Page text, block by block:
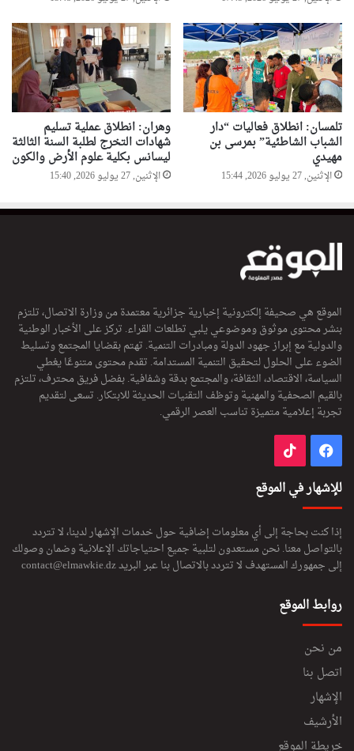
تلمسان: انطلاق فعاليات “دار
الشباب الشاطئية” بمرسى بن
مهيدي
الإثنين, 27 يوليو 2026, 15:44
وهران: انطلاق عملية تسليم
شهادات التخرج لطلبة السنة الثالثة
ليسانس بكلية علوم الأرض والكون
الإثنين, 27 يوليو 2026, 15:40
الموقع هي صحيفة إلكترونية إخبارية جزائرية معتمدة من وزارة الاتصال، تلتزم
بنشر محتوى موثوق وموضوعي يلبي تطلعات القراء. تركز على الأخبار الوطنية
والدولية مع إبراز جهود الدولة ومبادرات التنمية. تهتم بقضايا المجتمع وتسليط
الضوء على الحلول لتحقيق التنمية المستدامة. تقدم محتوى متنوعًا يغطي
السياسة، الاقتصاد، الثقافة، والمجتمع بدقة وشفافية. بفضل فريق محترف، تلتزم
بالقيم الصحفية والمهنية وتوظف التقنيات الحديثة للابتكار. تسعى لتقديم
تجربة إعلامية متميزة تناسب العصر الرقمي.
فيسبوك
للإشهار في الموقع
إذا كنت بحاجة إلى أي معلومات إضافية حول خدمات الإشهار لدينا، لا تتردد
بالتواصل معنا. نحن مستعدون لتلبية جميع احتياجاتك الإعلانية وضمان وصولك
إلى جمهورك المستهدف لا تتردد بالاتصال بنا عبر البريدcontact@elmawkie.dz
روابط الموقع
من نحن
اتصل بنا
الإشهار
الأرشيف
خريطة الموقع